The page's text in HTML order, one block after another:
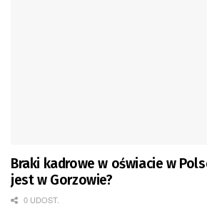
Braki kadrowe w oświacie w
jest w Gorzowie?
0 UDOST.